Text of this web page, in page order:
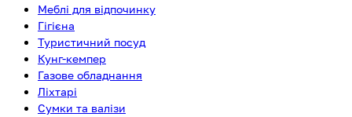
Меблі для відпочинку
Гігієна
Туристичний посуд
Кунг-кемпер
Газове обладнання
Ліхтарі
Сумки та валізи